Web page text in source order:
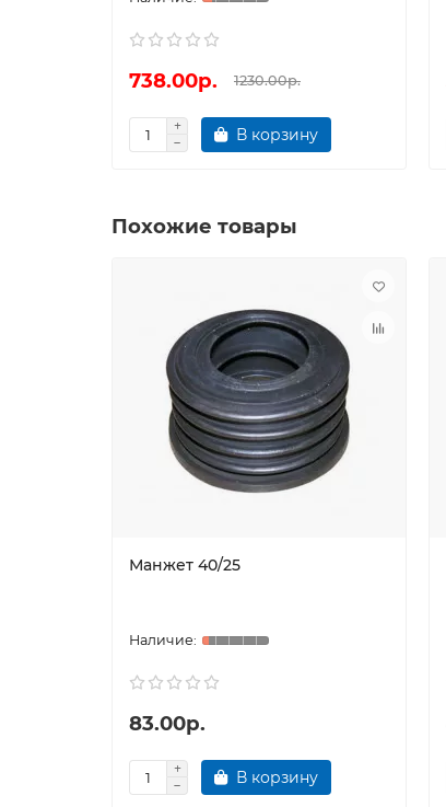
738.00р. 1230.00р.
В корзину
Похожие товары
Манжет 40/25
83.00р.
В корзину